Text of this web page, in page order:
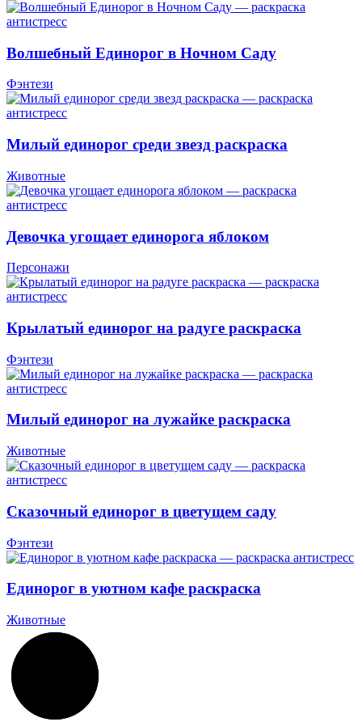
Волшебный Единорог в Ночном Саду
Фэнтези
Милый единорог среди звезд раскраска
Животные
Девочка угощает единорога яблоком
Персонажи
Крылатый единорог на радуге раскраска
Фэнтези
Милый единорог на лужайке раскраска
Животные
Сказочный единорог в цветущем саду
Фэнтези
Единорог в уютном кафе раскраска
Животные